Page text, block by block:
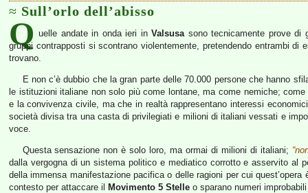
Sull’orlo dell’abisso
Q uelle andate in onda ieri inValsusasono tecnicamente prove di
gruppi contrapposti si scontrano violentemente, pretendendo entrambi
trovano.
E non c’è dubbio che la gran parte delle 70.000 persone che hanno
le istituzioni italiane non solo più come lontane, ma come nemiche;
e la convivenza civile, ma che in realtà rappresentano interessi
società divisa tra una casta di privilegiati e milioni di italiani vessati e
voce.
Questa sensazione non è solo loro, ma ormai di milioni di italiani;
dalla vergogna di un sistema politico e mediatico corrotto e asservito al
della immensa manifestazione pacifica o delle ragioni per cui
contesto per attaccare il
Movimento 5 Stelle o sparano numeri